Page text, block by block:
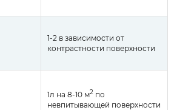
1-2 в зависимости от
контрастности поверхности
1л на 8-10 м2 по
невпитывающей поверхности